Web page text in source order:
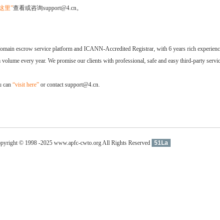
里”查看或咨询support@4.cn。
escrow service platform and ICANN-Accredited Registrar, with 6 years rich
every year. We promise our clients with professional, safe and easy third-party
can “visit here” or contact support@4.cn.
© 1998 -2025 www.apfc-cwto.org All Rights Reserved 51La